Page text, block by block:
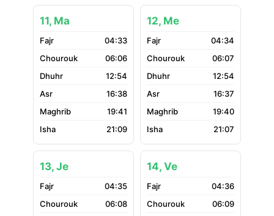
11, Ma
04:33
06:06
12:54
16:38
19:41
21:09
12, Me
04:34
06:07
12:54
16:37
19:40
21:07
13, Je
04:35
06:08
14, Ve
04:36
06:09